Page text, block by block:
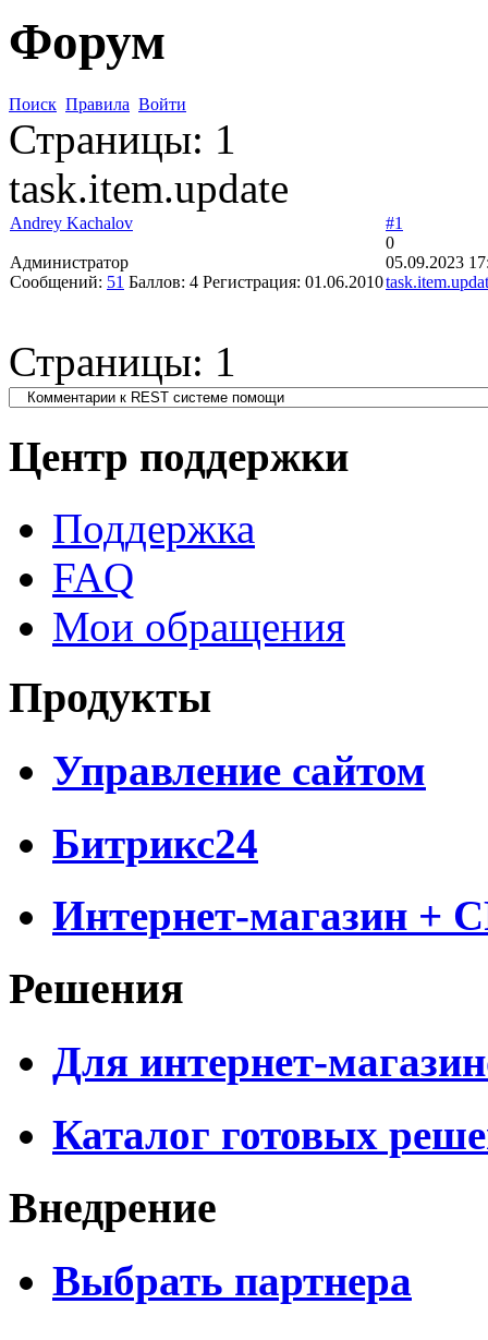
Форум
Поиск Правила Войти
Страницы: 1
task.item.update
Andrey Kachalov
Администратор
Сообщений: 51 Баллов: 4 Регистрация: 01.06.2010
#1
0
05.09.2023
Страницы: 1
Центр поддержки
Поддержка
FAQ
Мои обращения
Продукты
Управление сайтом
Битрикс24
Интернет-магазин +
Решения
Для интернет-
Каталог готовых
Внедрение
Выбрать партнера